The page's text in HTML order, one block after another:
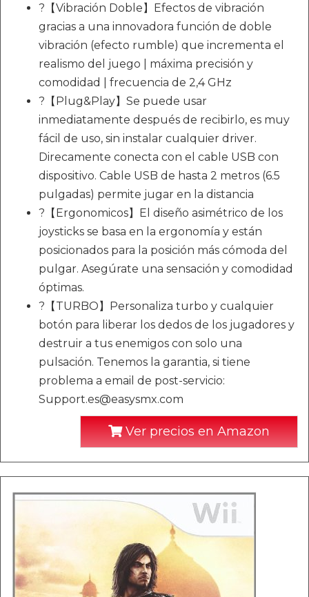
?【Vibración Doble】Efectos de vibración
gracias a una innovadora función de doble
vibración (efecto rumble) que incrementa el
realismo del juego | máxima precisión y
comodidad | frecuencia de 2,4 GHz
?【Plug&Play】Se puede usar
inmediatamente después de recibirlo, es muy
fácil de uso, sin instalar cualquier driver.
Direcamente conecta con el cable USB con
dispositivo. Cable USB de hasta 2 metros (6.5
pulgadas) permite jugar en la distancia
?【Ergonomicos】El diseño asimétrico de los
joysticks se basa en la ergonomía y están
posicionados para la posición más cómoda del
pulgar. Asegúrate una sensación y comodidad
óptimas.
?【TURBO】Personaliza turbo y cualquier
botón para liberar los dedos de los jugadores y
destruir a tus enemigos con solo una
pulsación. Tenemos la garantia, si tiene
problema a email de post-servicio:
Support.es@easysmx.com
Ver precios en Amazon